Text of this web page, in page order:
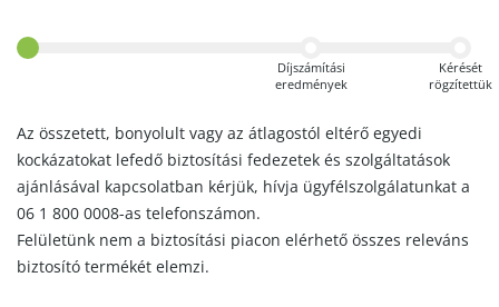
Díjszámítási
eredmények
Kérését
rögzítettük
Az összetett, bonyolult vagy az átlagostól eltérő egyedi
kockázatokat lefedő biztosítási fedezetek és szolgáltatások
ajánlásával kapcsolatban kérjük, hívja ügyfélszolgálatunkat a
06 1 800 0008-as telefonszámon.
Felületünk nem a biztosítási piacon elérhető összes releváns
biztosító termékét elemzi.